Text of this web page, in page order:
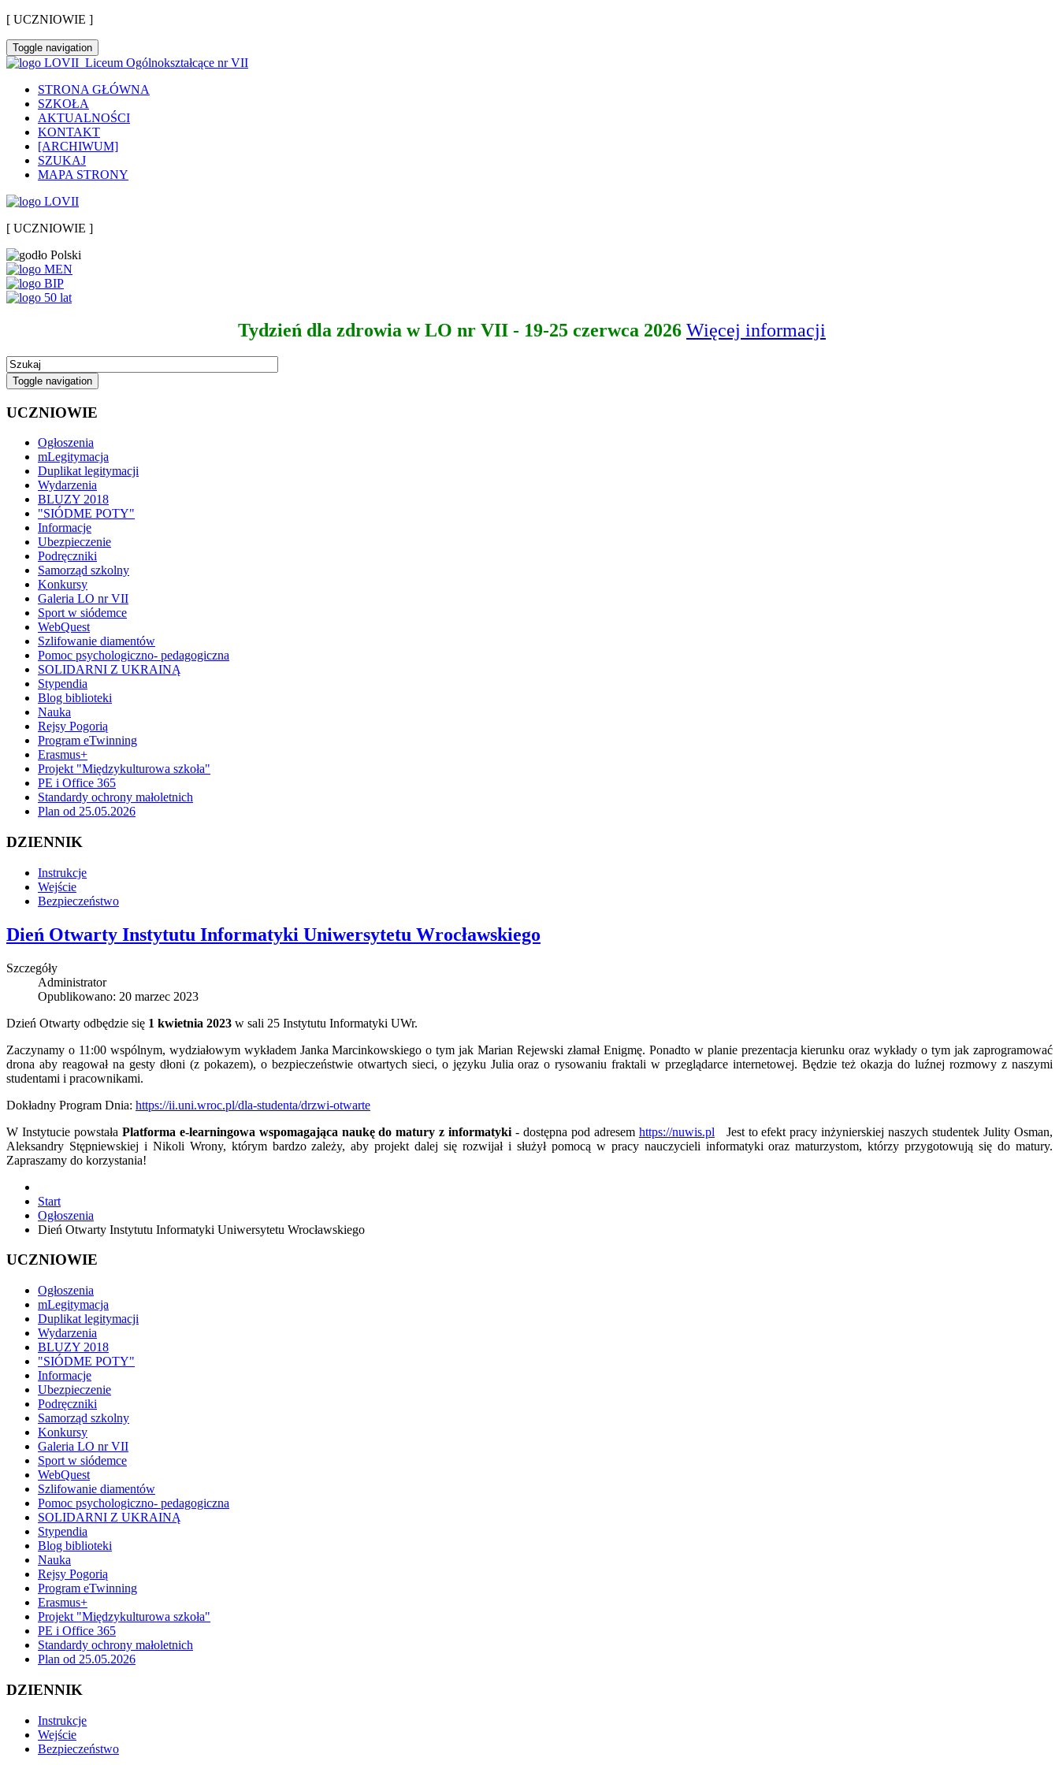
[ UCZNIOWIE ]
Toggle navigation
Liceum Ogólnokształcące nr VII
STRONA GŁÓWNA
SZKOŁA
AKTUALNOŚCI
KONTAKT
[ARCHIWUM]
SZUKAJ
MAPA STRONY
[ UCZNIOWIE ]
Tydzień dla zdrowia w LO nr VII - 19-25 czerwca 2026 Więcej informacji
Toggle navigation
UCZNIOWIE
Ogłoszenia
mLegitymacja
Duplikat legitymacji
Wydarzenia
BLUZY 2018
"SIÓDME POTY"
Informacje
Ubezpieczenie
Podręczniki
Samorząd szkolny
Konkursy
Galeria LO nr VII
Sport w siódemce
WebQuest
Szlifowanie diamentów
Pomoc psychologiczno- pedagogiczna
SOLIDARNI Z UKRAINĄ
Stypendia
Blog biblioteki
Nauka
Rejsy Pogorią
Program eTwinning
Erasmus+
Projekt "Międzykulturowa szkoła"
PE i Office 365
Standardy ochrony małoletnich
Plan od 25.05.2026
DZIENNIK
Instrukcje
Wejście
Bezpieczeństwo
Dień Otwarty Instytutu Informatyki Uniwersytetu Wrocławskiego
Szczegóły
Administrator
Opublikowano: 20 marzec 2023
Dzień Otwarty odbędzie się 1 kwietnia 2023 w sali 25 Instytutu Informatyki UWr.
Zaczynamy o 11:00 wspólnym, wydziałowym wykładem Janka Marcinkowskiego o tym jak Marian Rejewski złamał Enigmę. Ponadto w planie prezentacja kierunku oraz wykłady o tym jak zaprogramować
drona aby reagował na gesty dłoni (z pokazem), o bezpieczeństwie otwartych sieci, o języku Julia oraz o rysowaniu fraktali w przeglądarce internetowej. Będzie też okazja do luźnej rozmowy z naszymi
studentami i pracownikami.
Dokładny Program Dnia: https://ii.uni.wroc.pl/dla-studenta/drzwi-otwarte
W Instytucie powstała Platforma e-learningowa wspomagająca naukę do matury z informatyki - dostępna pod adresem https://nuwis.pl Jest to efekt pracy inżynierskiej naszych studentek Julity Osman,
Aleksandry Stępniewskiej i Nikoli Wrony, którym bardzo zależy, aby projekt dalej się rozwijał i służył pomocą w pracy nauczycieli informatyki oraz maturzystom, którzy przygotowują się do matury.
Zapraszamy do korzystania!
Start
Ogłoszenia
Dień Otwarty Instytutu Informatyki Uniwersytetu Wrocławskiego
UCZNIOWIE
Ogłoszenia
mLegitymacja
Duplikat legitymacji
Wydarzenia
BLUZY 2018
"SIÓDME POTY"
Informacje
Ubezpieczenie
Podręczniki
Samorząd szkolny
Konkursy
Galeria LO nr VII
Sport w siódemce
WebQuest
Szlifowanie diamentów
Pomoc psychologiczno- pedagogiczna
SOLIDARNI Z UKRAINĄ
Stypendia
Blog biblioteki
Nauka
Rejsy Pogorią
Program eTwinning
Erasmus+
Projekt "Międzykulturowa szkoła"
PE i Office 365
Standardy ochrony małoletnich
Plan od 25.05.2026
DZIENNIK
Instrukcje
Wejście
Bezpieczeństwo